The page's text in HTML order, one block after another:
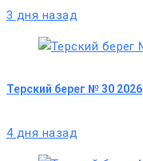
3 дня назад
Терский берег № 30 2026
4 дня назад